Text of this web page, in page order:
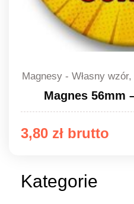
Kategorie
Magnesy - Własny
Magnes 56mm
3,80 zł